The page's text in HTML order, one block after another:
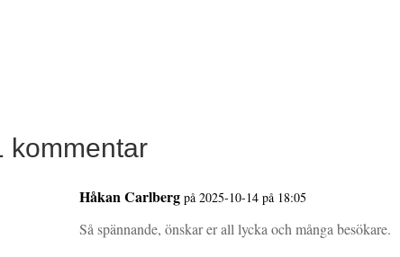
kommentar
Håkan Carlberg på 2025-10-14 på 18:05
Så spännande, önskar er all lycka och många besökare.